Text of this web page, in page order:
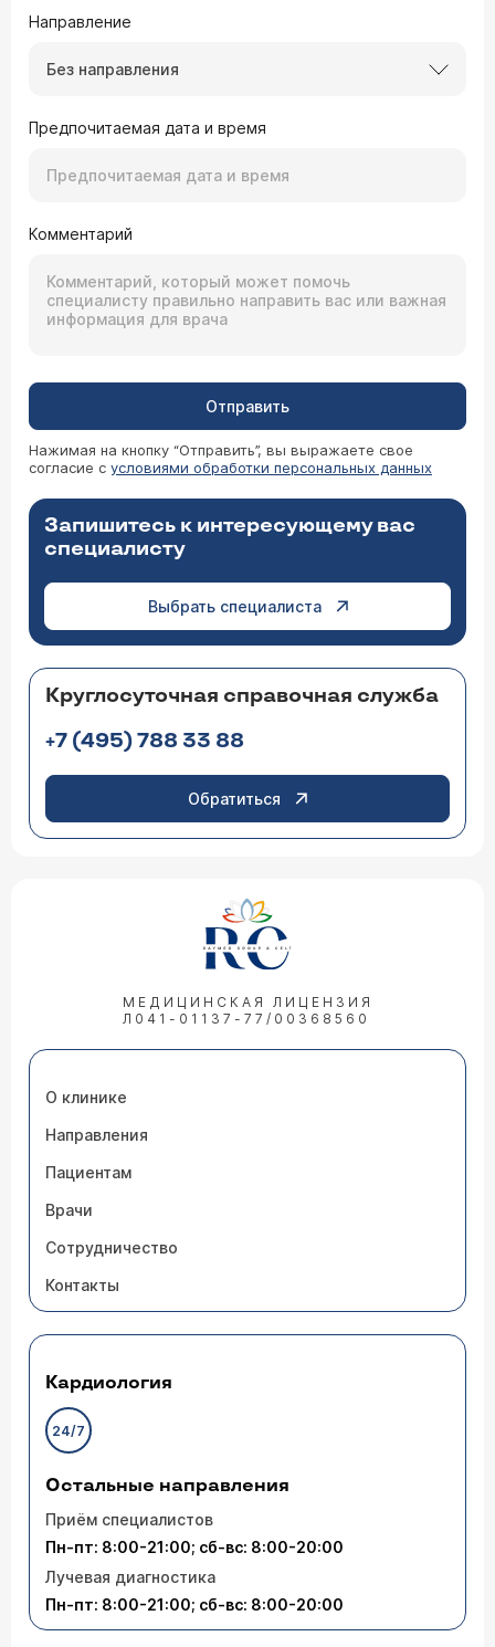
Направление
Без направления
Предпочитаемая дата и время
Комментарий
Отправить
Нажимая на кнопку “Отправить”, вы выражаете свое
согласие с условиями обработки персональных данных
Запишитесь к интересующему вас
специалисту
Выбрать специалиста
Круглосуточная справочная служба
+7 (495) 788 33 88
Обратиться
МЕДИЦИНСКАЯ ЛИЦЕНЗИЯ
Л041-01137-77/00368560
О клинике
Направления
Пациентам
Врачи
Сотрудничество
Контакты
Кардиология
24/7
Остальные направления
Приём специалистов
Пн-пт: 8:00-21:00; сб-вс: 8:00-20:00
Лучевая диагностика
Пн-пт: 8:00-21:00; сб-вс: 8:00-20:00